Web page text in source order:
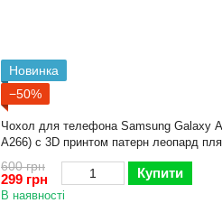
Новинка
−50%
Чохол для телефона Samsung Galaxy
A266) с 3D принтом патерн леопард
захистом камери чорний
600 грн
299 грн Купити
В наявності